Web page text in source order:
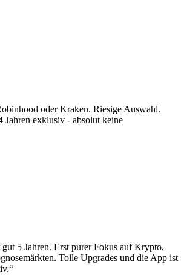
oder Kraken. Riesige Auswahl.
Jahren exklusiv - absolut keine
5 Jahren. Erst purer Fokus auf Krypto,
Tolle Upgrades und die App ist